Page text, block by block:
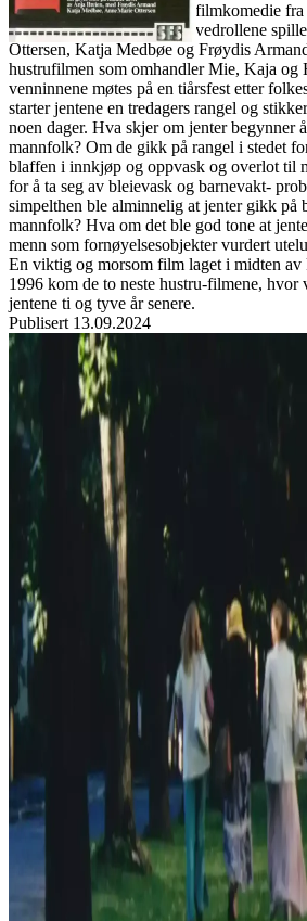
Hustruer er en norsk dramafilmkomedie
skrevet av Anja Breien. Hovedrollene
Ottersen, Katja Medbøe og Frøydis
hustrufilmen som omhandler Mie, Kaja og
venninnene møtes på en tiårsfest etter
starter jentene en tredagers rangel og
noen dager. Hva skjer om jenter begynner
mannfolk? Om de gikk på rangel i stedet
blaffen i innkjøp og oppvask og overlot til
for å ta seg av bleievask og barnevakt-
simpelthen ble alminnelig at jenter gikk på
mannfolk? Hva om det ble god tone at
menn som fornøyelsesobjekter vurdert
En viktig og morsom film laget i midten
1996 kom de to neste hustru-filmene, hvor
jentene ti og tyve år senere.
Publisert 13.09.2024